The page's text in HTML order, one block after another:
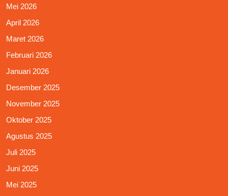
Mei 2026
April 2026
Maret 2026
Februari 2026
Januari 2026
Desember 2025
November 2025
Oktober 2025
Agustus 2025
Juli 2025
Juni 2025
Mei 2025